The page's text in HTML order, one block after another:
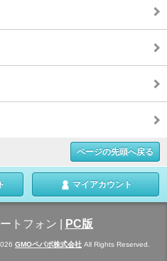
ページの先頭へ戻る
マイアカウント
トフォン PC版
GMOペパボ株式会社 All Rights Reserved.